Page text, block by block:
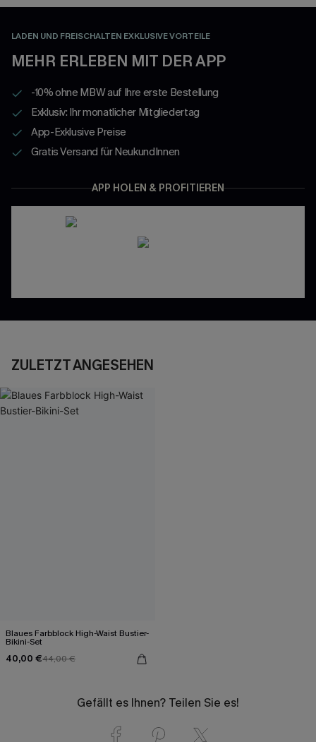
LADEN UND FREISCHALTEN EXKLUSIVE VORTEILE
MEHR ERLEBEN MIT DER APP
-10% ohne MBW auf Ihre erste Bestellung
Exklusiv: Ihr monatlicher Mitgliedertag
App-Exklusive Preise
Gratis Versand für NeukundInnen
APP HOLEN & PROFITIEREN
ZULETZT ANGESEHEN
Blaues Farbblock High-Waist Bustier-
Bikini-Set
40,00 €44,00 €
Gefällt es Ihnen? Teilen Sie es!